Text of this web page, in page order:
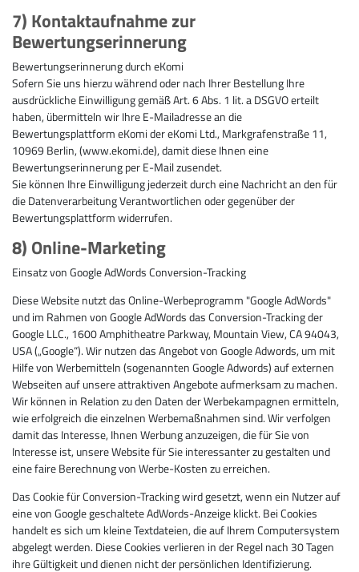
7) Kontaktaufnahme zur
Bewertungserinnerung
Bewertungserinnerung durch eKomi
Sofern Sie uns hierzu während oder nach Ihrer Bestellung Ihre
ausdrückliche Einwilligung gemäß Art. 6 Abs. 1 lit. a DSGVO erteilt
haben, übermitteln wir Ihre E-Mailadresse an die
Bewertungsplattform eKomi der eKomi Ltd., Markgrafenstraße 11,
10969 Berlin, (www.ekomi.de), damit diese Ihnen eine
Bewertungserinnerung per E-Mail zusendet.
Sie können Ihre Einwilligung jederzeit durch eine Nachricht an den für
die Datenverarbeitung Verantwortlichen oder gegenüber der
Bewertungsplattform widerrufen.
8) Online-Marketing
Einsatz von Google AdWords Conversion-Tracking
Diese Website nutzt das Online-Werbeprogramm "Google AdWords"
und im Rahmen von Google AdWords das Conversion-Tracking der
Google LLC., 1600 Amphitheatre Parkway, Mountain View, CA 94043,
USA („Google“). Wir nutzen das Angebot von Google Adwords, um mit
Hilfe von Werbemitteln (sogenannten Google Adwords) auf externen
Webseiten auf unsere attraktiven Angebote aufmerksam zu machen.
Wir können in Relation zu den Daten der Werbekampagnen ermitteln,
wie erfolgreich die einzelnen Werbemaßnahmen sind. Wir verfolgen
damit das Interesse, Ihnen Werbung anzuzeigen, die für Sie von
Interesse ist, unsere Website für Sie interessanter zu gestalten und
eine faire Berechnung von Werbe-Kosten zu erreichen.
Das Cookie für Conversion-Tracking wird gesetzt, wenn ein Nutzer auf
eine von Google geschaltete AdWords-Anzeige klickt. Bei Cookies
handelt es sich um kleine Textdateien, die auf Ihrem Computersystem
abgelegt werden. Diese Cookies verlieren in der Regel nach 30 Tagen
ihre Gültigkeit und dienen nicht der persönlichen Identifizierung.